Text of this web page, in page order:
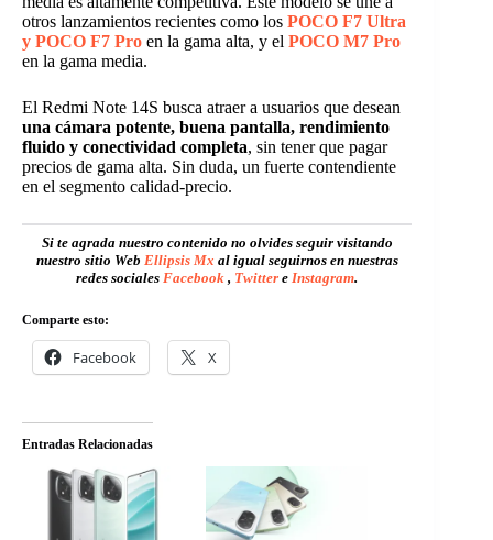
otros lanzamientos recientes como los POCO F7 Ultra
y POCO F7 Pro en la gama alta, y el POCO M7 Pro
en la gama media.
El Redmi Note 14S busca atraer a usuarios que desean
una cámara potente, buena pantalla, rendimiento
fluido y conectividad completa, sin tener que pagar
precios de gama alta. Sin duda, un fuerte contendiente
en el segmento calidad-precio.
Si te agrada nuestro contenido no olvides seguir visitando
nuestro sitio Web Ellipsis Mx al igual seguirnos en nuestras
redes socialesFacebook , Twitter eInstagram.
Comparte esto:
Facebook X
Entradas Relacionadas